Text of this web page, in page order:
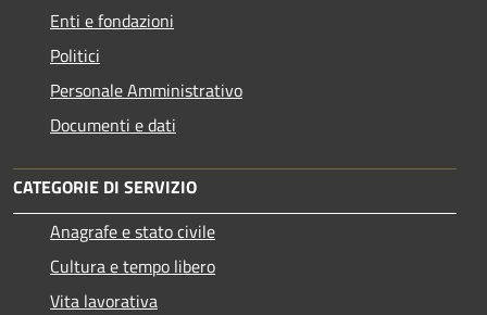
Enti e fondazioni
Politici
Personale Amministrativo
Documenti e dati
CATEGORIE DI SERVIZIO
Anagrafe e stato civile
Cultura e tempo libero
Vita lavorativa